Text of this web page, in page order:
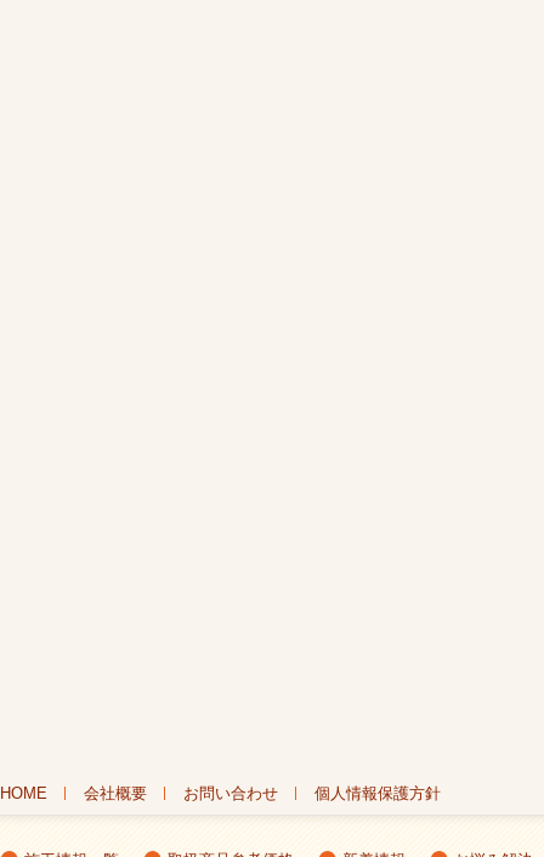
HOME 会社概要 お問い合わせ 個人情報保護方針